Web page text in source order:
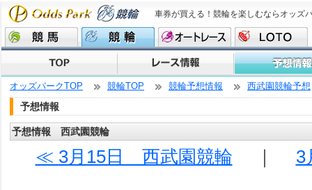
車券が買える！競輪を楽しむならオッズ
オッズパークTOP 競輪TOP 競輪予想情報 西武園競輪予想
予想情報
予想情報 西武園競輪
≪ 3月15日 西武園競輪 ｜ 3